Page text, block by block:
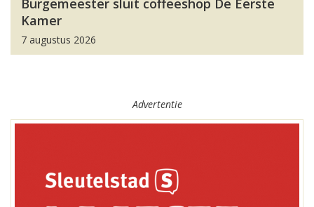
Burgemeester sluit coffeeshop De Eerste
Kamer
7 augustus 2026
Advertentie